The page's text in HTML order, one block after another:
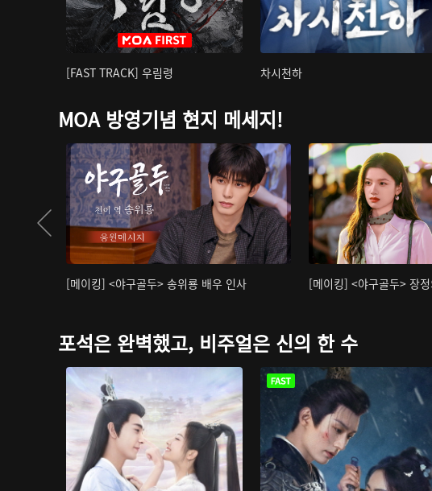
[FAST TRACK] 우림령 차시천하
MOA 방영기념 현지 메세지!
[메이킹] <야구골두> 송위룡 배우 인사 [메이킹] <야구골두> 장
포석은 완벽했고, 비주얼은 신의 한 수